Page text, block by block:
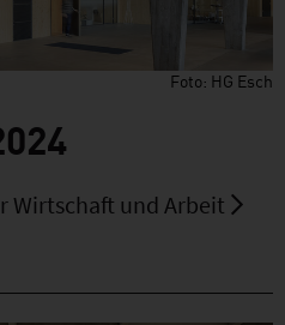
Foto: HG Esch
Wirtschaft und Arbeit